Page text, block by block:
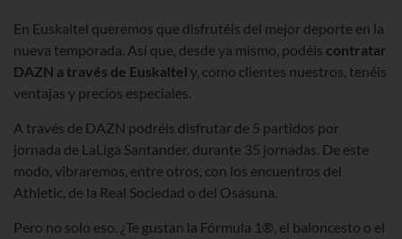
En Euskaltel queremos que disfrutéis del mejor deporte en la
nueva temporada. Así que, desde ya mismo, podéis contratar
DAZN a través de Euskaltel y, como clientes nuestros, tenéis
ventajas y precios especiales.
A través de DAZN podréis disfrutar de 5 partidos por
jornada de LaLiga Santander, durante 35 jornadas. De este
modo, vibraremos, entre otros, con los encuentros del
Athletic, de la Real Sociedad o del Osasuna.
Pero no solo eso. ¿Te gustan la Fórmula 1®, el baloncesto o el